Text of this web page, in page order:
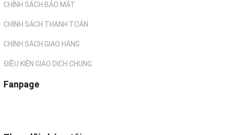
CHÍNH SÁCH BẢO MẬT
CHÍNH SÁCH THANH TOÁN
CHÍNH SÁCH GIAO HÀNG
ĐIỀU KIỆN GIAO DỊCH CHUNG
Fanpage